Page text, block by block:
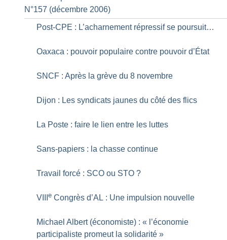
N°157 (décembre 2006)
Post-CPE : L’acharnement répressif se poursuit…
Oaxaca : pouvoir populaire contre pouvoir d’État
SNCF : Après la grève du 8 novembre
Dijon : Les syndicats jaunes du côté des flics
La Poste : faire le lien entre les luttes
Sans-papiers : la chasse continue
Travail forcé : SCO ou STO ?
VIIIe Congrès d’AL : Une impulsion nouvelle
Michael Albert (économiste) : « l’économie
participaliste promeut la solidarité »